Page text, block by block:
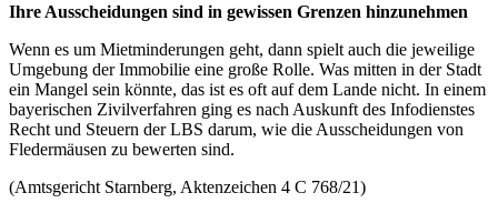
Ihre Ausscheidungen sind in gewissen Grenzen hinzuneh­men
Wenn es um Mietminderungen geht, dann spielt auch die jeweilige
Umge­bung der Immobilie eine große Rolle. Was mitten in der Stadt
ein Mangel sein könnte, das ist es oft auf dem Lande nicht. In einem
bayerischen Zivilverfah­ren ging es nach Auskunft des Infodienstes
Recht und Steuern der LBS darum, wie die Ausscheidungen von
Fledermäusen zu bewerten sind.
(Amtsgericht Starnberg, Aktenzeichen 4 C 768/21)